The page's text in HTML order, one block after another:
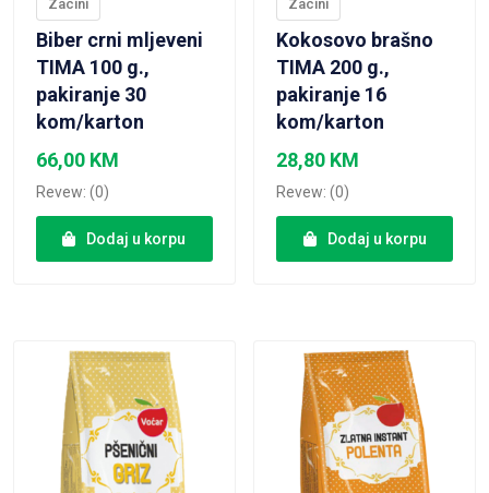
Zacini
Biber crni mljeveni
TIMA 100 g.,
pakiranje 30
kom/karton
66,00 KM
Revew: (0)
Dodaj u korpu
Zacini
Kokosovo brašno
TIMA 200 g.,
pakiranje 16
kom/karton
28,80 KM
Revew: (0)
Dodaj u korpu